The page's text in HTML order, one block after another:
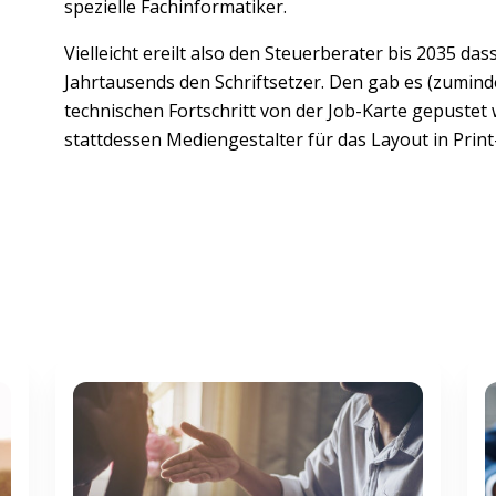
spezielle Fachinformatiker.
Vielleicht ereilt also den Steuerberater bis 2035
Jahrtausends den Schriftsetzer. Den gab es
technischen Fortschritt von der Job-Karte
stattdessen Mediengestalter für das Layout in